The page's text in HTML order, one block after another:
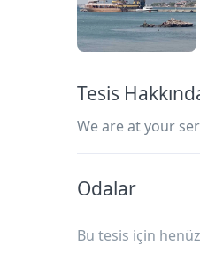
Tesis
We are at your
Odalar
Bu tesis için